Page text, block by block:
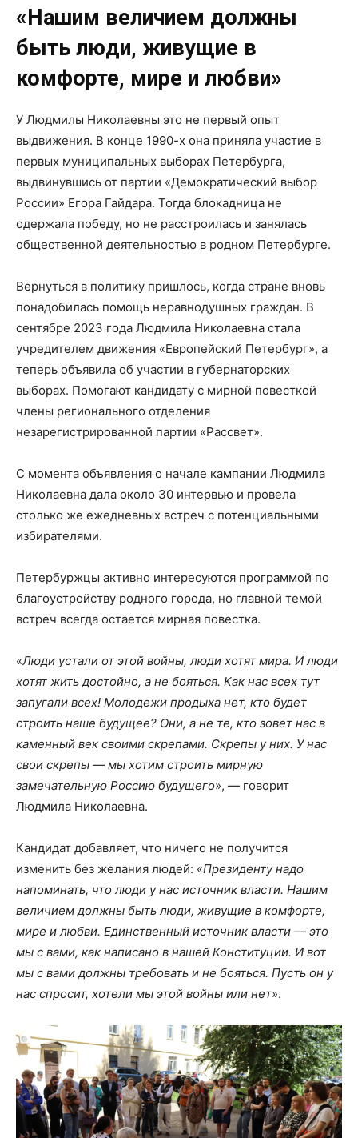
«Нашим величием должны
быть люди, живущие в
комфорте, мире и любви»
У Людмилы Николаевны это не первый опыт
выдвижения. В конце 1990-х она приняла участие в
первых муниципальных выборах Петербурга,
выдвинувшись от партии «Демократический выбор
России» Егора Гайдара. Тогда блокадница не
одержала победу, но не расстроилась и занялась
общественной деятельностью в родном Петербурге.
Вернуться в политику пришлось, когда стране вновь
понадобилась помощь неравнодушных граждан. В
сентябре 2023 года Людмила Николаевна стала
учредителем движения «Европейский Петербург», а
теперь объявила об участии в губернаторских
выборах. Помогают кандидату с мирной повесткой
члены регионального отделения
незарегистрированной партии «Рассвет».
С момента объявления о начале кампании Людмила
Николаевна дала около 30 интервью и провела
столько же ежедневных встреч с потенциальными
избирателями.
Петербуржцы активно интересуются программой по
благоустройству родного города, но главной темой
встреч всегда остается мирная повестка.
«Люди устали от этой войны, люди хотят мира. И люди
хотят жить достойно, а не бояться. Как нас всех тут
запугали всех! Молодежи продыха нет, кто будет
строить наше будущее? Они, а не те, кто зовет нас в
каменный век своими скрепами. Скрепы у них. У нас
свои скрепы — мы хотим строить мирную
замечательную Россию будущего», — говорит
Людмила Николаевна.
Кандидат добавляет, что ничего не получится
изменить без желания людей: «Президенту надо
напоминать, что люди у нас источник власти. Нашим
величием должны быть люди, живущие в комфорте,
мире и любви. Единственный источник власти — это
мы с вами, как написано в нашей Конституции. И вот
мы с вами должны требовать и не бояться. Пусть он у
нас спросит, хотели мы этой войны или нет».